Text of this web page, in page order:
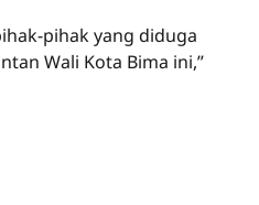
pihak yang diduga
Wali Kota Bima ini,”